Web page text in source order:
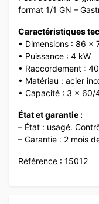
format 1/1 GN –
Caractéristiques
• Dimensions : 86 x
• Puissance : 4 kW
• Raccordement :
• Matériau : acier
• Capacité : 3 x 60/
État et garantie :
– État : usagé.
– Garantie : 2 mois
Référence : 15012